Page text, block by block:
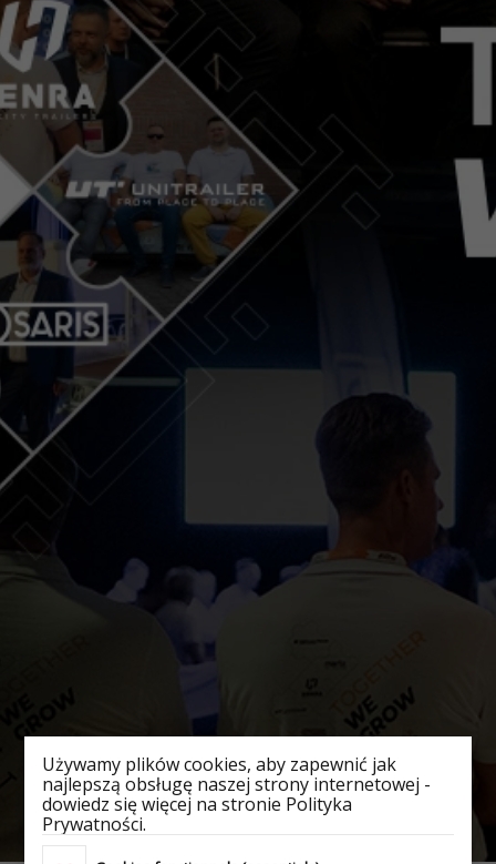
Używamy plików cookies, aby zapewnić jak
najlepszą obsługę naszej strony internetowej -
dowiedz się więcej na stronie Polityka
Prywatności.